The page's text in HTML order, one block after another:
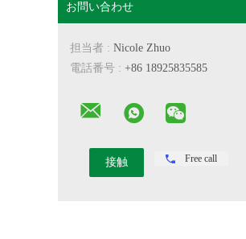
お問い合わせ
担当者 : Nicole Zhuo
電話番号 : +86 18925835585
Free call